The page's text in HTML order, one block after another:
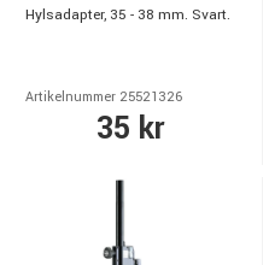
Hylsadapter, 35 - 38 mm. Svart.
Artikelnummer 25521326
35 kr